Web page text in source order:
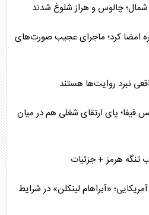
چالوس و هراز شلوغ شدند
امضا کرد؛ ماجرای عجیب صورت‌های
نبرد روایت‌ها هستند
فیفا؛ پای ارتقای شغلی هم در میان
هرمز + جزئیات
«آبراهام لینکلن» در شرایط